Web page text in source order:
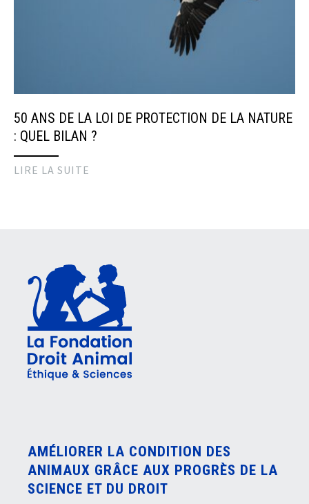
50 ANS DE LA LOI DE PROTECTION DE LA NATURE
: QUEL BILAN ?
LIRE LA SUITE
AMÉLIORER LA CONDITION DES
ANIMAUX GRÂCE AUX PROGRÈS DE LA
SCIENCE ET DU DROIT